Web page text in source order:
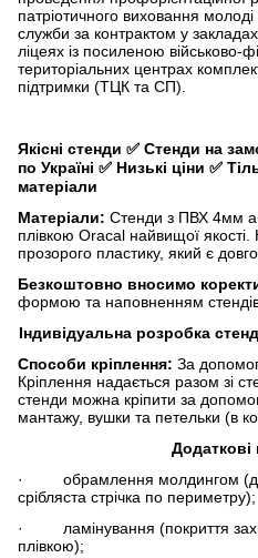
патріотичного виховання молоді
служби за контрактом у
ліцеях із посиленою військово-
територіальних центрах
підтримки (ТЦК та СП).
Якісні стенди ✅ Стенди на
по Україні ✅ Низькі ціни ✅
матеріали
Матеріали: Стенди з ПВХ 4мм
плівкою Oracal найвищої
прозорого пластику, який є
Безкоштовно вносимо
формою та наповненням
Індивідуальна розробка
Способи кріплення: За
Кріплення надається разом зі
стенди можна кріпити за
мантажу, вушки та петельки (в
Додаткові
· обрамлення молдингом
срібляста стрічка по периметру);
· ламінування (покриття
плівкою);